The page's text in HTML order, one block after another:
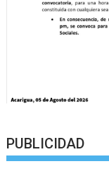
PUBLICIDAD